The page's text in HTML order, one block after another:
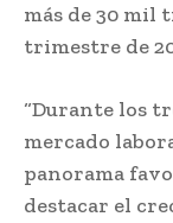
más de 30 mil
trimestre de
“Durante los
mercado
panorama
destacar el